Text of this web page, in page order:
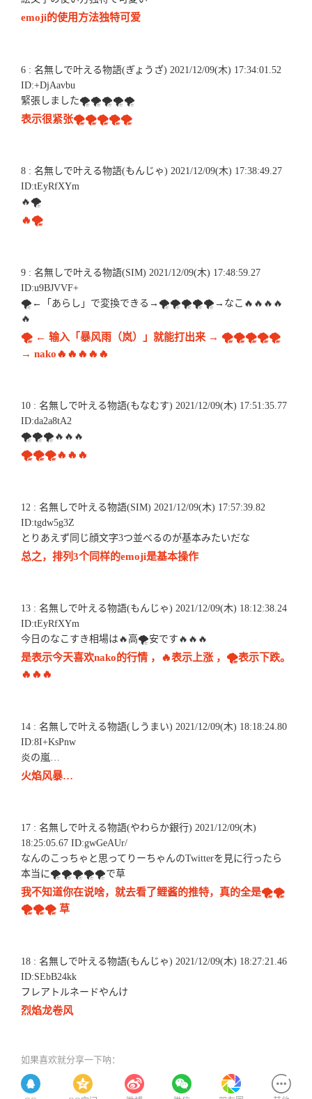
emoji的使用方法独特可爱
6 : 名無しで叶える物語(ぎょうざ) 2021/12/09(木) 17:34:01.52
ID:+DjAavbu
緊張しました🌪🌪🌪🌪🌪
表示很紧张🌪🌪🌪🌪🌪
8 : 名無しで叶える物語(もんじゃ) 2021/12/09(木) 17:38:49.27
ID:tEyRfXYm
🔥🌪
🔥🌪
9 : 名無しで叶える物語(SIM) 2021/12/09(木) 17:48:59.27
ID:u9BJVVF+
🌪←「あらし」で変換できる→🌪🌪🌪🌪🌪→なこ🔥🔥🔥🔥
🔥
🌪 ← 输入「暴风雨（岚）」就能打出来 → 🌪🌪🌪🌪🌪
→ nako🔥🔥🔥🔥🔥
10 : 名無しで叶える物語(もなむす) 2021/12/09(木) 17:51:35.77
ID:da2a8tA2
🌪🌪🌪🔥🔥🔥
🌪🌪🌪🔥🔥🔥
12 : 名無しで叶える物語(SIM) 2021/12/09(木) 17:57:39.82
ID:tgdw5g3Z
とりあえず同じ顔文字3つ並べるのが基本みたいだな
总之，排列3个同样的emoji是基本操作
13 : 名無しで叶える物語(もんじゃ) 2021/12/09(木) 18:12:38.24
ID:tEyRfXYm
今日のなこすき相場は🔥高🌪安です🔥🔥🔥
是表示今天喜欢nako的行情 ，🔥表示上涨 ，🌪表示下跌。
🔥🔥🔥
14 : 名無しで叶える物語(しうまい) 2021/12/09(木) 18:18:24.80
ID:8I+KsPnw
炎の嵐…
火焰风暴…
17 : 名無しで叶える物語(やわらか銀行) 2021/12/09(木)
18:25:05.67 ID:gwGeAUr/
なんのこっちゃと思ってりーちゃんのTwitterを見に行ったら
本当に🌪🌪🌪🌪🌪で草
我不知道你在说啥，就去看了鲤酱的推特，真的全是🌪🌪
🌪🌪🌪 草
18 : 名無しで叶える物語(もんじゃ) 2021/12/09(木) 18:27:21.46
ID:SEbB24kk
フレアトルネードやんけ
烈焰龙卷风
如果喜欢就分享一下呐：